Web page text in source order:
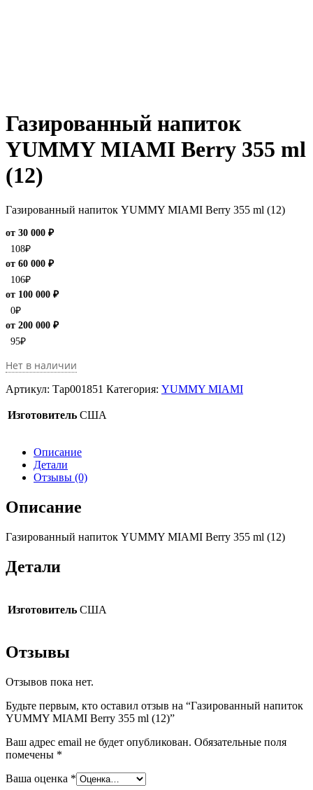
Газированный напиток
YUMMY MIAMI Berry 355 ml
(12)
Газированный напиток YUMMY MIAMI Berry 355 ml (12)
от 30 000 ₽
108₽
от 60 000 ₽
106₽
от 100 000 ₽
0₽
от 200 000 ₽
95₽
Нет в наличии
Артикул: Тар001851 Категория: YUMMY MIAMI
Изготовитель США
Описание
Детали
Отзывы (0)
Описание
Газированный напиток YUMMY MIAMI Berry 355 ml (12)
Детали
Изготовитель США
Отзывы
Отзывов пока нет.
Будьте первым, кто оставил отзыв на “Газированный напиток
YUMMY MIAMI Berry 355 ml (12)”
Ваш адрес email не будет опубликован. Обязательные поля
помечены *
Ваша оценка *